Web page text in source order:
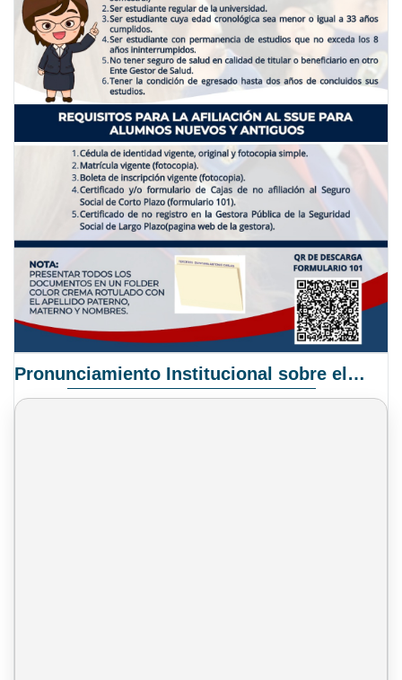
Pronunciamiento Institucional sobre el Proyecto de Ley N° 068/2025-2026 C.S.